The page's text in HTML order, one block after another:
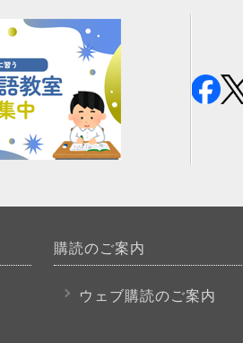
購読のご案内
ウェブ購読のご案内